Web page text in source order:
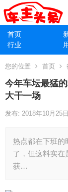
首页
行业
您的位置 首页
今年车坛最猛
大干一场
发布: 2018年10月25日
热点都在下班的
了，但这料实在
获…